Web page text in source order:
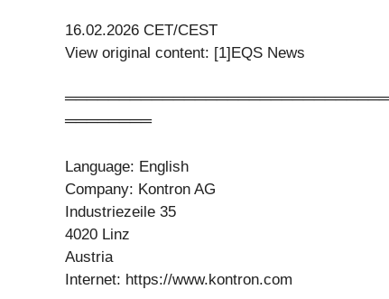
16.02.2026 CET/CEST
View original content: [1]EQS News
════════
Language: English
Company: Kontron AG
Industriezeile 35
4020 Linz
Austria
Internet: https://www.kontron.com